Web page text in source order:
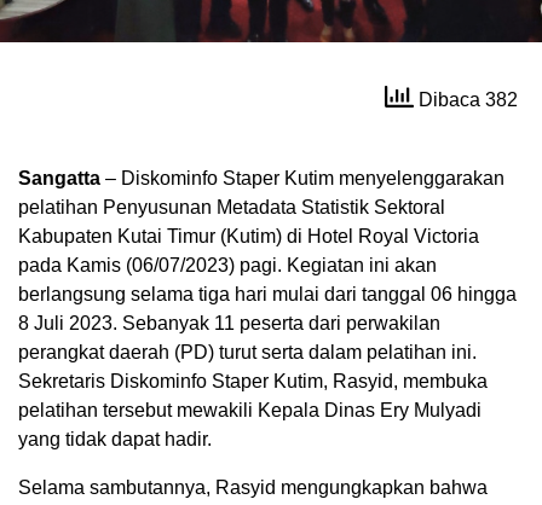
Dibaca 382
Sangatta – Diskominfo Staper Kutim menyelenggarakan
pelatihan Penyusunan Metadata Statistik Sektoral
Kabupaten Kutai Timur (Kutim) di Hotel Royal Victoria
pada Kamis (06/07/2023) pagi. Kegiatan ini akan
berlangsung selama tiga hari mulai dari tanggal 06 hingga
8 Juli 2023. Sebanyak 11 peserta dari perwakilan
perangkat daerah (PD) turut serta dalam pelatihan ini.
Sekretaris Diskominfo Staper Kutim, Rasyid, membuka
pelatihan tersebut mewakili Kepala Dinas Ery Mulyadi
yang tidak dapat hadir.
Selama sambutannya, Rasyid mengungkapkan bahwa